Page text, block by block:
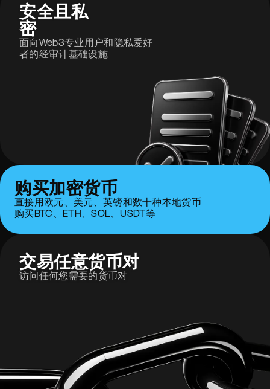
安全且私
密
面向Web3专业用户和隐私爱好
者的经审计基础设施
交易任意货币对
访问任何您需要的货币对
购买加密货币
直接用欧元、美元、英镑和数十种本地货币
购买BTC、ETH、SOL、USDT等